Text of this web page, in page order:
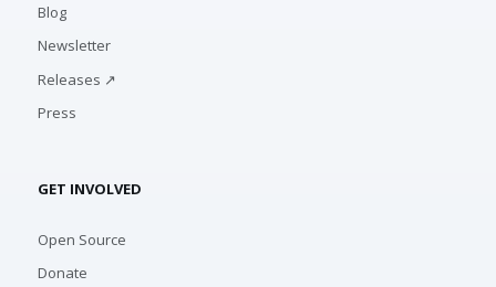
Blog
Newsletter
Releases ↗
Press
GET INVOLVED
Open Source
Donate